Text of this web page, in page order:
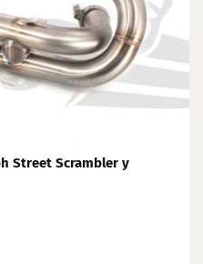
Street Scrambler y